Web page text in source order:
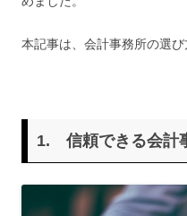
本記事は、会計事務所の選び
1. 信頼できる会計